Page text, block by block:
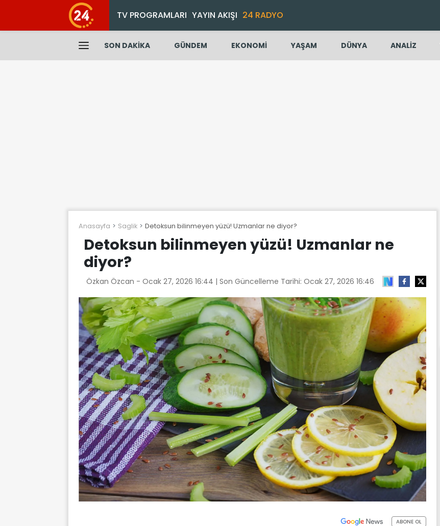
TV PROGRAMLARI YAYIN AKIŞI 24 RADYO
SON DAKİKA GÜNDEM EKONOMİ YAŞAM DÜNYA ANALİZ
Anasayfa Saglik Detoksun bilinmeyen yüzü! Uzmanlar ne diyor?
Detoksun bilinmeyen yüzü! Uzmanlar ne
diyor?
Özkan Özcan - Ocak 27, 2026 16:44 | Son Güncelleme Tarihi: Ocak 27, 2026 16:46
ABONE OL